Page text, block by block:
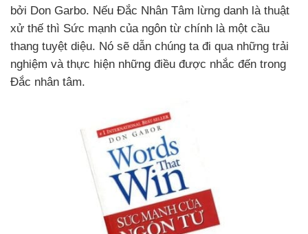
bởi Don Garbo. Nếu Đắc Nhân Tâm lừng danh là thuật
xử thế thì Sức mạnh của ngôn từ chính là một cầu
thang tuyệt diệu. Nó sẽ dẫn chúng ta đi qua những trải
nghiệm và thực hiện những điều được nhắc đến trong
Đắc nhân tâm.